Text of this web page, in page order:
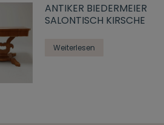
ANTIKER BIEDERMEIER
SALONTISCH KIRSCHE
Weiterlesen